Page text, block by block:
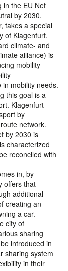
in the EU Net
by 2030.
takes a special
of Klagenfurt.
climate- and
alliance) is
mobility
mobility needs.
this goal is a
Klagenfurt
by
network.
by 2030 is
characterized
reconciled with
in, by
offers that
additional
creating an
a car.
city of
sharing
introduced in
sharing system
in their